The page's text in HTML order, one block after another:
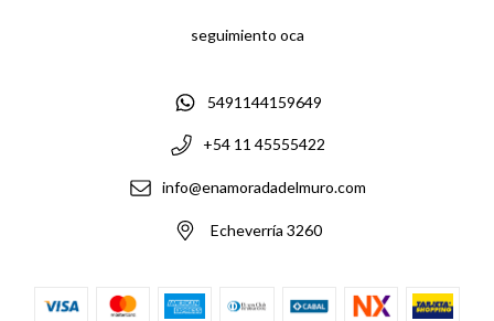
seguimiento oca
5491144159649
+54 11 45555422
info@enamoradadelmuro.com
Echeverría 3260